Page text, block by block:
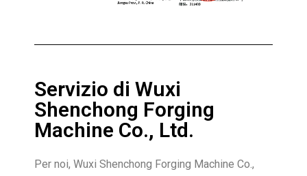
Servizio di Wuxi
Shenchong Forging
Machine Co., Ltd.
Per noi, Wuxi Shenchong Forging Machine Co.,